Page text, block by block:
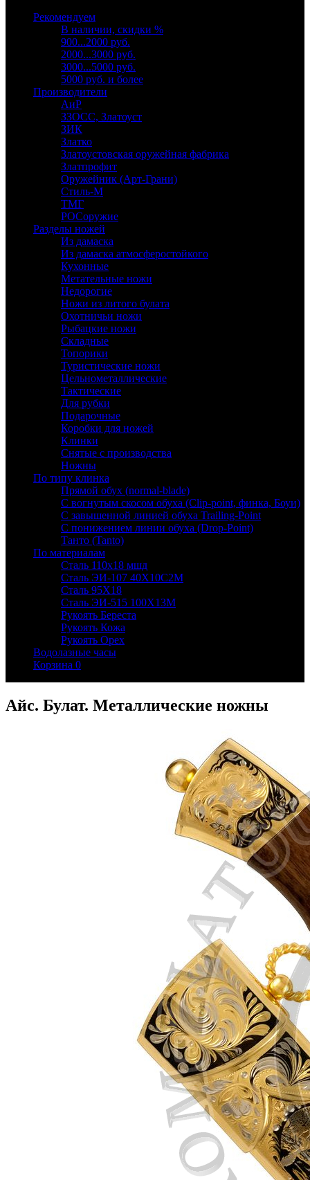
Рекомендуем
В наличии, скидки %
900...2000 руб.
2000...3000 руб.
3000...5000 руб.
5000 руб. и более
Производители
АиР
ЗЗОСС, Златоуст
ЗИК
Златко
Златоустовская оружейная фабрика
Златпрофит
Оружейник (Арт-Грани)
Стиль-М
ТМГ
РОСоружие
Разделы ножей
Из дамаска
Из дамаска атмосферостойкого
Кухонные
Метательные ножи
Недорогие
Ножи из литого булата
Охотничьи ножи
Рыбацкие ножи
Складные
Топорики
Туристические ножи
Цельнометаллические
Тактические
Для рубки
Подарочные
Коробки для ножей
Клинки
Снятые с производства
Ножны
По типу клинка
Прямой обух (normal-blade)
С вогнутым скосом обуха (Clip-point, финка, Боуи)
С завышенной линией обуха Trailing-Point
С понижением линии обуха (Drop-Point)
Танто (Tanto)
По материалам
Сталь 110х18 мшд
Сталь ЭИ-107 40Х10С2М
Сталь 95Х18
Сталь ЭИ-515 100Х13М
Рукоять Береста
Рукоять Кожа
Рукоять Орех
Водолазные часы
Корзина 0
Айс. Булат. Металлические ножны